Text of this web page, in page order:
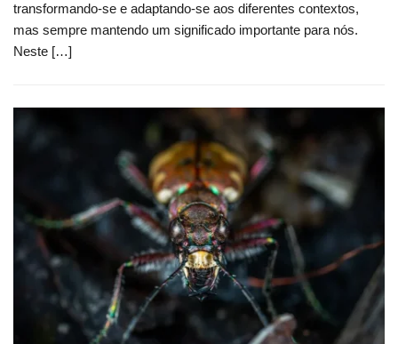
transformando-se e adaptando-se aos diferentes contextos,
mas sempre mantendo um significado importante para nós.
Neste […]